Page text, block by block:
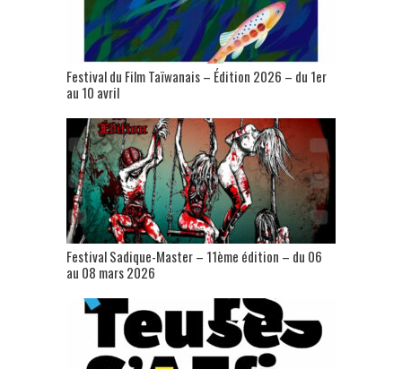
Festival du Film Taïwanais – Édition 2026 – du 1er
au 10 avril
Festival Sadique-Master – 11ème édition – du 06
au 08 mars 2026